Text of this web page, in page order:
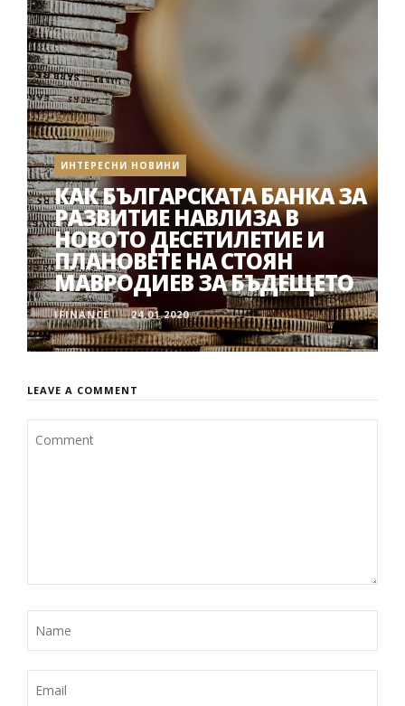
ИНТЕРЕСНИ НОВИНИ
КАК БЪЛГАРСКАТА БАНКА ЗА
РАЗВИТИЕ НАВЛИЗА В
НОВОТО ДЕСЕТИЛЕТИЕ И
ПЛАНОВЕТЕ НА СТОЯН
МАВРОДИЕВ ЗА БЪДЕЩЕТО
IFINANCE 24.01.2020
LEAVE A COMMENT